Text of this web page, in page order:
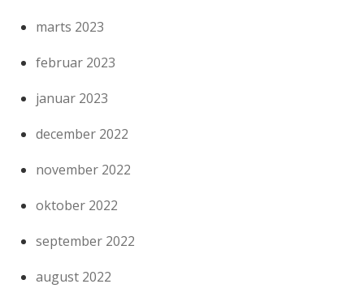
marts 2023
februar 2023
januar 2023
december 2022
november 2022
oktober 2022
september 2022
august 2022